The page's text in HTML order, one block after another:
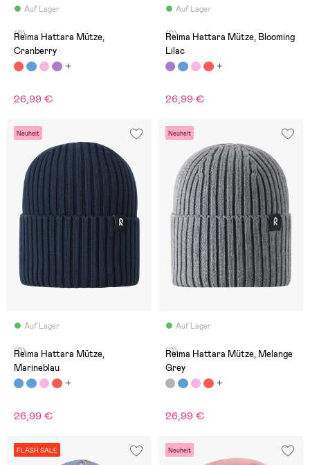
Auf Lager
(0)
Reima Hattara Mütze,
Cranberry
26,99 €
Auf Lager
(0)
Reima Hattara Mütze, Blooming
Lilac
26,99 €
Neuheit
Auf Lager
(0)
Reima Hattara Mütze,
Marineblau
26,99 €
Neuheit
Auf Lager
(0)
Reima Hattara Mütze, Melange
Grey
26,99 €
FLASH SALE Neuheit